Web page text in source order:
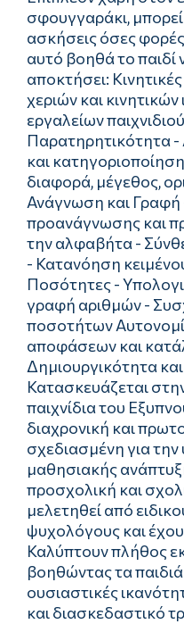
σφουγγαράκι,
ασκήσεις όσες φορές
αυτό βοηθά το παιδί
αποκτήσει:
χεριών και
εργαλείων
Παρατηρητικότητα
και
διαφορά, μέγεθος,
Ανάγνωση και Γραφή
προανάγνωσης και
την αλφαβήτα -
- Κατανόηση
Ποσότητες -
γραφή αριθμών -
ποσοτήτων
αποφάσεων και
Δημιουργικότητα
Κατασκευάζεται
παιχνίδια του
διαχρονική και
σχεδιασμένη για
μαθησιακής
προσχολική και
μελετηθεί από
ψυχολόγους και
Καλύπτουν πλήθος
βοηθώντας τα
ουσιαστικές
και διασκεδαστικό